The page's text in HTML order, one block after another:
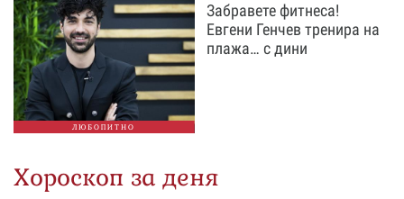
ЛЮБОПИТНО
Забравете фитнеса!
Евгени Генчев тренира на
плажа… с дини
Хороскоп за деня